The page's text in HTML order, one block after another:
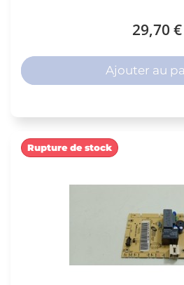
29,70 €
Ajouter au
Rupture de stock